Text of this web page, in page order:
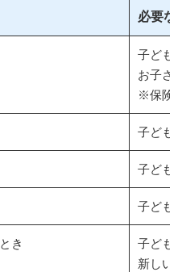
必要な
子ども
お子さ
※保険
子ども
子ども
子ども
き
子ども
新しい